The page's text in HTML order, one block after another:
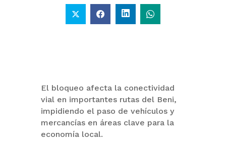
El bloqueo afecta la conectividad
vial en importantes rutas del Beni,
impidiendo el paso de vehículos y
mercancías en áreas clave para la
economía local.